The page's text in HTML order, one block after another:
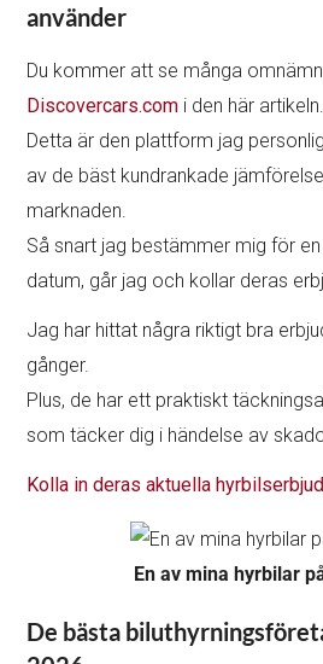
använder
Du kommer att se många
Discovercars.com i den här artikeln.
Detta är den plattform jag
av de bäst kundrankade
marknaden.
Så snart jag bestämmer mig för
datum, går jag och kollar deras
Jag har hittat några riktigt bra
gånger.
Plus, de har ett praktiskt
som täcker dig i händelse av
Kolla in deras aktuella
En av mina hyrbilar
De bästa